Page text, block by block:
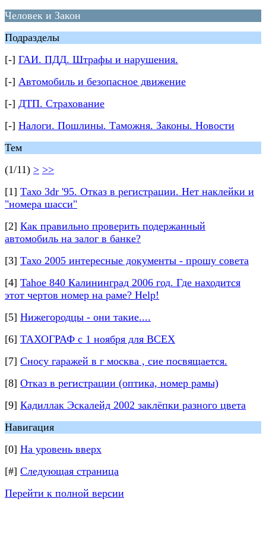
Человек и Закон
Подразделы
[-] ГАИ. ПДД. Штрафы и нарушения.
[-] Автомобиль и безопасное движение
[-] ДТП. Страхование
[-] Налоги. Пошлины. Таможня. Законы. Новости
Тем
(1/11) > >>
[1] Тахо 3dr '95. Отказ в регистрации. Нет наклейки и
"номера шасси"
[2] Как правильно проверить подержанный
автомобиль на залог в банке?
[3] Тахо 2005 интересные документы - прошу совета
[4] Tahoe 840 Калининград 2006 год. Где находится
этот чертов номер на раме? Help!
[5] Нижегородцы - они такие....
[6] ТАХОГРАФ с 1 ноября для ВСЕХ
[7] Сносу гаражей в г москва , сие посвящается.
[8] Отказ в регистрации (оптика, номер рамы)
[9] Кадиллак Эскалейд 2002 заклёпки разного цвета
Навигация
[0] На уровень вверх
[#] Следующая страница
Перейти к полной версии